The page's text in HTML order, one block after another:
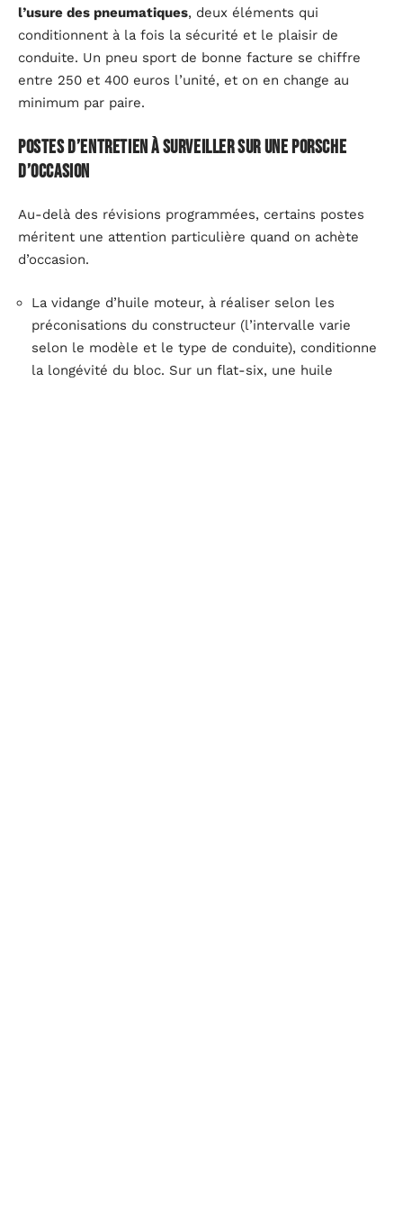
l’usure des pneumatiques, deux éléments qui
conditionnent à la fois la sécurité et le plaisir de
conduite. Un pneu sport de bonne facture se chiffre
entre 250 et 400 euros l’unité, et on en change au
minimum par paire.
Postes d’entretien à surveiller sur une Porsche
d’occasion
Au-delà des révisions programmées, certains postes
méritent une attention particulière quand on achète
d’occasion.
La vidange d’huile moteur, à réaliser selon les
préconisations du constructeur (l’intervalle varie
selon le modèle et le type de conduite), conditionne
la longévité du bloc. Sur un flat-six, une huile